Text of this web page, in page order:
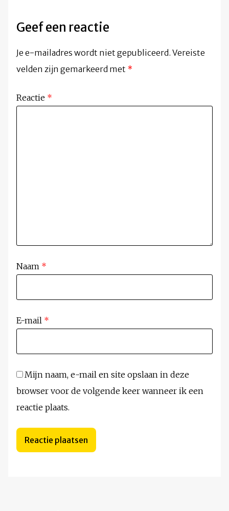
Geef een reactie
Je e-mailadres wordt niet gepubliceerd. Vereiste
velden zijn gemarkeerd met *
Reactie *
Naam *
E-mail *
Mijn naam, e-mail en site opslaan in deze
browser voor de volgende keer wanneer ik een
reactie plaats.